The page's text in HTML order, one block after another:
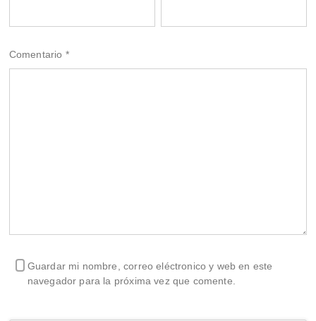
Comentario *
Guardar mi nombre, correo eléctronico y web en este
navegador para la próxima vez que comente.